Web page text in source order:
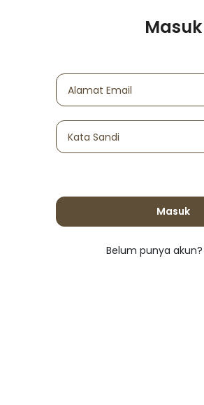
Masuk
Alamat Email
Kata Sandi
Masuk
Belum punya akun?